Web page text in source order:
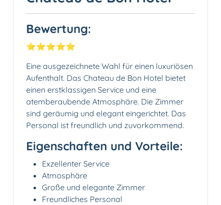
Bewertung:
⭐️⭐️⭐️⭐️⭐️
Eine ausgezeichnete Wahl für einen luxuriösen
Aufenthalt. Das Chateau de Bon Hotel bietet
einen erstklassigen Service und eine
atemberaubende Atmosphäre. Die Zimmer
sind geräumig und elegant eingerichtet. Das
Personal ist freundlich und zuvorkommend.
Eigenschaften und Vorteile:
Exzellenter Service
Atmosphäre
Große und elegante Zimmer
Freundliches Personal